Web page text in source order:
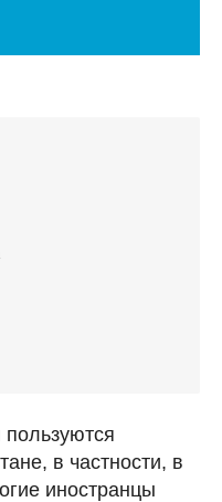
в частности, в
иностранцы